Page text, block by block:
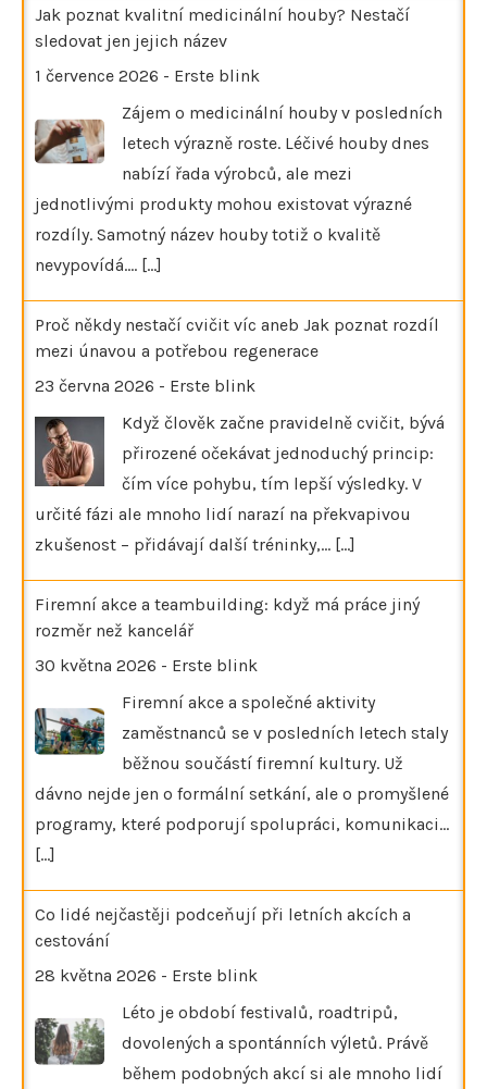
Jak poznat kvalitní medicinální houby? Nestačí
sledovat jen jejich název
1 července 2026 - Erste blink
Zájem o medicinální houby v posledních
letech výrazně roste. Léčivé houby dnes
nabízí řada výrobců, ale mezi
jednotlivými produkty mohou existovat výrazné
rozdíly. Samotný název houby totiž o kvalitě
nevypovídá.… [...]
Proč někdy nestačí cvičit víc aneb Jak poznat rozdíl
mezi únavou a potřebou regenerace
23 června 2026 - Erste blink
Když člověk začne pravidelně cvičit, bývá
přirozené očekávat jednoduchý princip:
čím více pohybu, tím lepší výsledky. V
určité fázi ale mnoho lidí narazí na překvapivou
zkušenost – přidávají další tréninky,… [...]
Firemní akce a teambuilding: když má práce jiný
rozměr než kancelář
30 května 2026 - Erste blink
Firemní akce a společné aktivity
zaměstnanců se v posledních letech staly
běžnou součástí firemní kultury. Už
dávno nejde jen o formální setkání, ale o promyšlené
programy, které podporují spolupráci, komunikaci…
[...]
Co lidé nejčastěji podceňují při letních akcích a
cestování
28 května 2026 - Erste blink
Léto je období festivalů, roadtripů,
dovolených a spontánních výletů. Právě
během podobných akcí si ale mnoho lidí